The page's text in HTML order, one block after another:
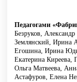
Педагогами
Безруков,
Землянский, Ирина
Егошина, Ирина
Екатерина Киреева,
Ольга Матвеева,
Астафуров, Елена